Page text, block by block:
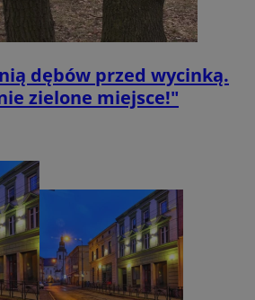
dębów przed wycinką.
zielone miejsce!"